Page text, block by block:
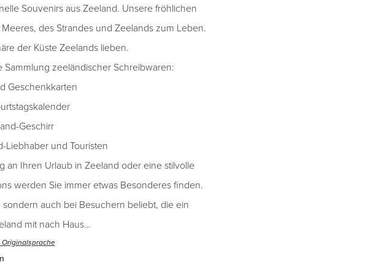
Souvenirs aus Zeeland. Unsere fröhlichen
des Strandes und Zeelands zum Leben.
der Küste Zeelands lieben.
zeeländischer Schreibwaren:
Geschenkkarten
Geschirr
Liebhaber und Touristen
an Ihren Urlaub in Zeeland oder eine stilvolle
werden Sie immer etwas Besonderes finden.
auch bei Besuchern beliebt, die ein
mit nach Haus…
Originalsprache